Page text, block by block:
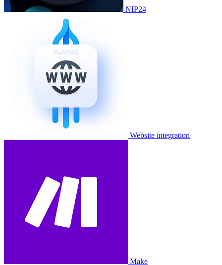
NIP24
Website integration
Make